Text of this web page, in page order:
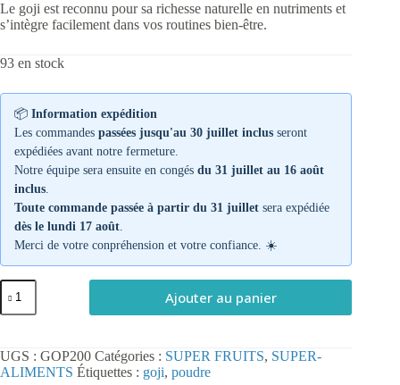
Le goji est reconnu pour sa richesse naturelle en nutriments et
s’intègre facilement dans vos routines bien-être.
93 en stock
📦 Information expédition
Les commandes passées jusqu'au 30 juillet inclus seront
expédiées avant notre fermeture.
Notre équipe sera ensuite en congés du 31 juillet au 16 août
inclus
Toute commande passée à partir du 31 juillet sera expédiée
dès le lundi 17 août
Merci de votre conpréhension et votre confiance. ☀️
quantité
de
Baies
en
Poudre
Ajouter au panier
UGS : GOP200 Catégories : SUPER FRUITS, SUPER-
ALIMENTS Étiquettes : goji, poudre